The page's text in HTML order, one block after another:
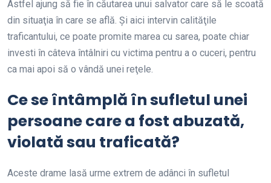
Astfel ajung să fie în căutarea unui salvator care să le scoată
din situaţia în care se află. Şi aici intervin calităţile
traficantului, ce poate promite marea cu sarea, poate chiar
investi în câteva întâlniri cu victima pentru a o cuceri, pentru
ca mai apoi să o vândă unei reţele.
Ce se întâmplă în sufletul unei
persoane care a fost abuzată,
violată sau traficată?
Aceste drame lasă urme extrem de adânci în sufletul